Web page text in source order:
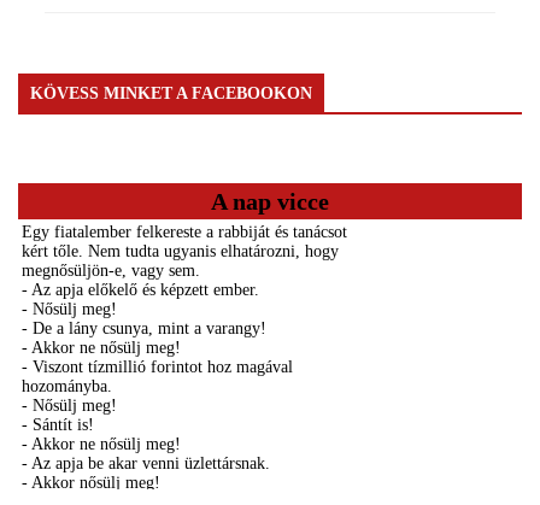
KÖVESS MINKET A FACEBOOKON
A nap vicce